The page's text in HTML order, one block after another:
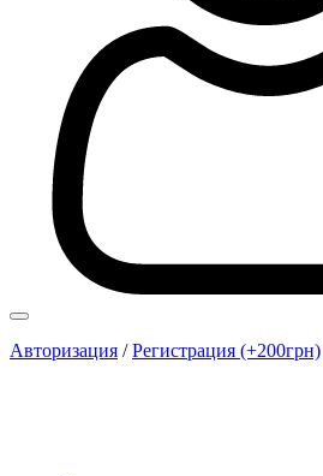
Авторизация /Регистрация (+200грн)